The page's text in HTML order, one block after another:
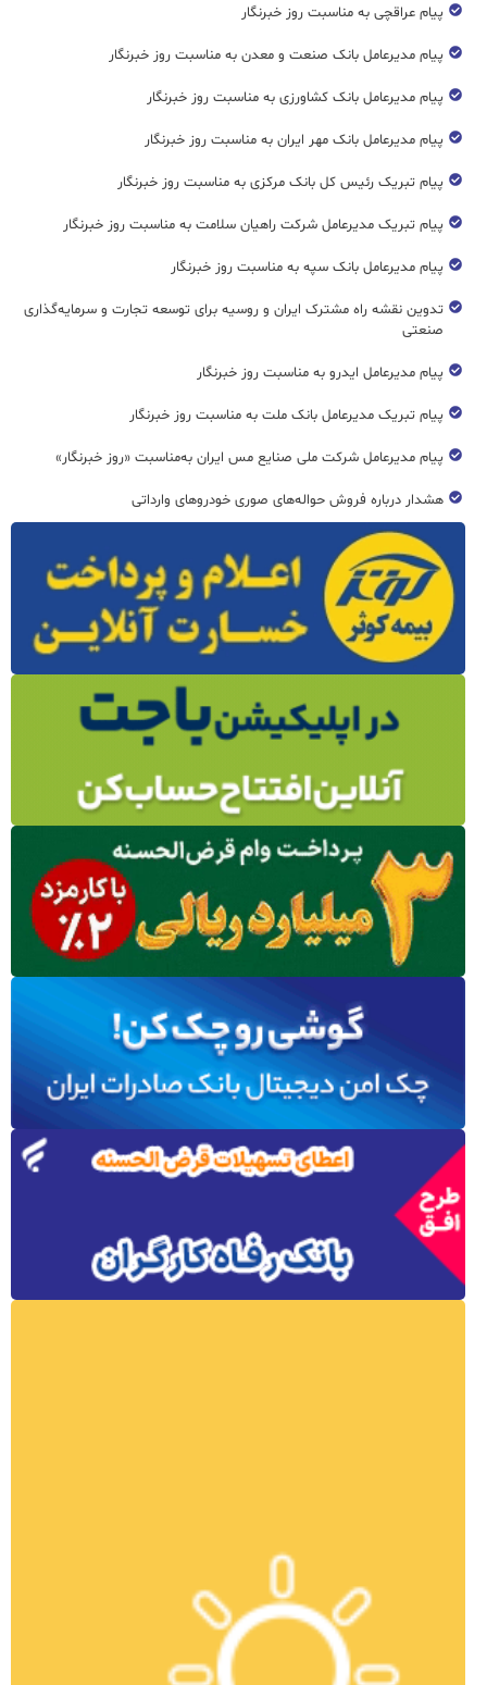
پیام عراقچی به مناسبت روز خبرنگار
پیام مدیرعامل بانک صنعت و معدن به مناسبت روز خبرنگار
پیام مدیرعامل بانک کشاورزی به مناسبت روز خبرنگار
پیام مدیرعامل بانک مهر ایران به مناسبت روز خبرنگار
پیام تبریک رئیس کل بانک مرکزی به مناسبت روز خبرنگار
پیام تبریک مدیرعامل شرکت راهیان سلامت به مناسبت روز خبرنگار
پیام مدیرعامل بانک سپه به مناسبت روز خبرنگار
تدوین نقشه راه مشترک ایران و روسیه برای توسعه تجارت و سرمایه‌گذاری
صنعتی
پیام مدیرعامل ایدرو به مناسبت روز خبرنگار
پیام تبریک مدیرعامل بانک ملت به مناسبت روز خبرنگار
پیام مدیرعامل شرکت ملی صنایع مس ایران به‌مناسبت «روز خبرنگار»
هشدار درباره فروش حواله‌های صوری خودروهای وارداتی